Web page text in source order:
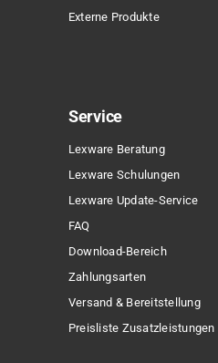
Externe Produkte
Service
Lexware Beratung
Lexware Schulungen
Lexware Update-Service
FAQ
Download-Bereich
Zahlungsarten
Versand & Bereitstellung
Preisliste Zusatzleistungen